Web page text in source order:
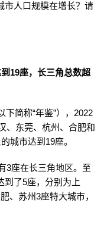
市人口规模在增长？请
19座，长三角总数超
简称“年鉴”），2022
、东莞、杭州、合肥和
城市达到19座。
3座在长三角地区。至
到了5座，分别为上
、苏州3座特大城市，